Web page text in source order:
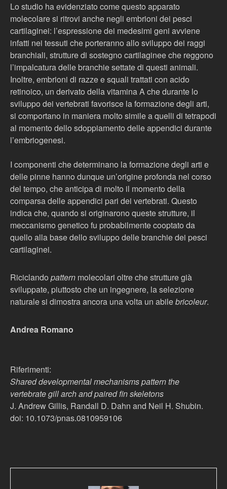
Lo studio ha evidenziato come questo apparato
molecolare si ritrovi anche negli embrioni dei pesci
cartilaginei: l’espressione dei medesimi geni avviene
infatti nei tessuti che porteranno allo sviluppo dei raggi
branchiali, strutture di sostegno cartilaginee che reggono
l’impalcatura delle branchie settate di questi animali.
Inoltre, embrioni di razze e squali trattati con acido
retinoico, un derivato della vitamina A che durante lo
sviluppo dei vertebrati favorisce la formazione degli arti,
si comportano in maniera molto simile a quelli di tetrapodi
al momento dello sdoppiamento delle appendici durante
l’embriogenesi.
I componenti che determinano la formazione degli arti e
delle pinne hanno dunque un’origine profonda nel corso
del tempo, che anticipa di molto il momento della
comparsa delle appendici pari dei vertebrati. Questo
indica che, quando si originarono queste strutture, il
meccanismo genetico fu probabilmente cooptato da
quello alla base dello sviluppo delle branchie dei pesci
cartilaginei.
Riciclando pattern molecolari oltre che strutture già
sviluppate, piuttosto che un ingegnere, la selezione
naturale si dimostra ancora una volta un abilebricoleur.
Andrea Romano
Riferimenti:
Shared developmental mechanisms pattern the
vertebrate gill arch and paired fin skeletons
J. Andrew Gillis, Randall D. Dahn and Neil H. Shubin.
doi: 10.1073/pnas.0810959106